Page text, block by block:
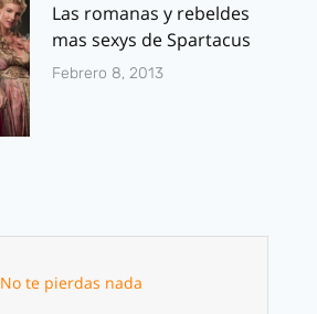
Las romanas y rebeldes
mas sexys de Spartacus
Febrero 8, 2013
No te pierdas nada